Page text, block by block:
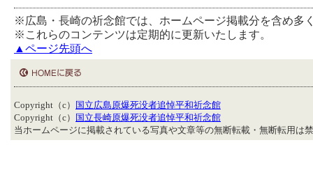
※広島・長崎の祈念館では、ホームページ掲載分を含め多
※これらのコンテンツは定期的に更新いたします。
▲ページ先頭へ
Copyright（c）
国立広島原爆死没者追悼平和祈念館
Copyright（c）
国立長崎原爆死没者追悼平和祈念館
当ホームページに掲載されている写真や文章等の無断転載・無断転用は